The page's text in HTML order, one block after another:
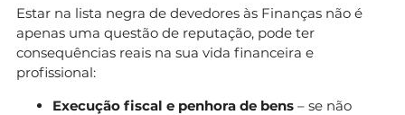
Estar na lista negra de devedores às Finanças não é
apenas uma questão de reputação, pode ter
consequências reais na sua vida financeira e
profissional:
Execução fiscal e penhora de bens – se não